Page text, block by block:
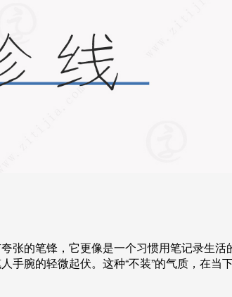
张的笔锋，它更像是一个习惯用笔记录生活
手腕的轻微起伏。这种“不装”的气质，在当